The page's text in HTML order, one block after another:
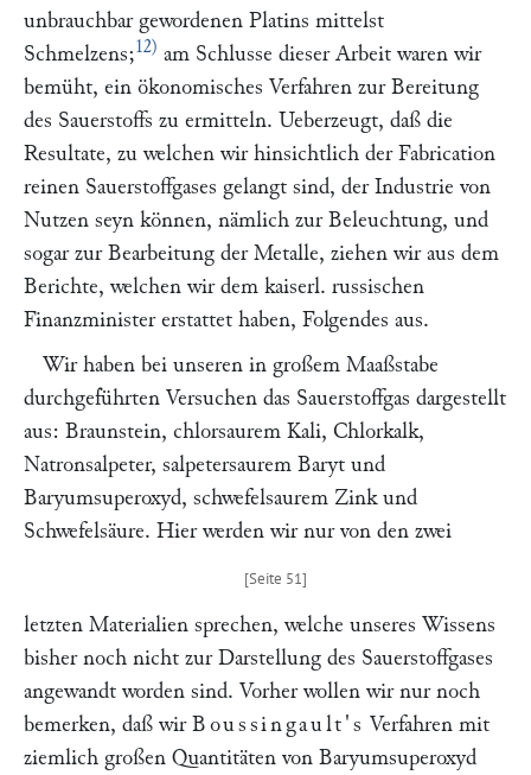
unbrauchbar gewordenen Platins mittelst
Schmelzens;12) am Schlusse dieser Arbeit waren wir
bemüht, ein ökonomisches Verfahren zur Bereitung
des Sauerstoffs zu ermitteln. Ueberzeugt, daß die
Resultate, zu welchen wir hinsichtlich der Fabrication
reinen Sauerstoffgases gelangt sind, der Industrie von
Nutzen seyn können, nämlich zur Beleuchtung, und
sogar zur Bearbeitung der Metalle, ziehen wir aus dem
Berichte, welchen wir dem kaiserl. russischen
Finanzminister erstattet haben, Folgendes aus.
Wir haben bei unseren in großem Maaßstabe
durchgeführten Versuchen das Sauerstoffgas dargestellt
aus: Braunstein, chlorsaurem Kali, Chlorkalk,
Natronsalpeter, salpetersaurem Baryt und
Baryumsuperoxyd, schwefelsaurem Zink und
Schwefelsäure. Hier werden wir nur von den zwei
letzten Materialien sprechen, welche unseres Wissens
bisher noch nicht zur Darstellung des Sauerstoffgases
angewandt worden sind. Vorher wollen wir nur noch
bemerken, daß wir Boussingault's Verfahren mit
ziemlich großen Quantitäten von Baryumsuperoxyd